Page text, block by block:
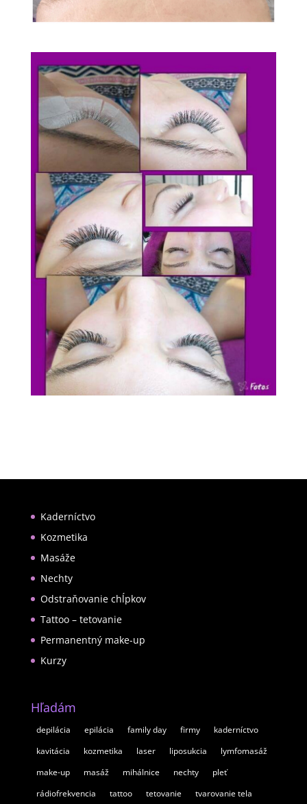
Kaderníctvo
Kozmetika
Masáže
Nechty
Odstraňovanie chĺpkov
Tattoo – tetovanie
Permanentný make-up
Kurzy
Hľadám
depilácia epilácia family day firmy
kaderníctvo
kavitácia
kozmetika laser liposukcia
lymfomasáž
make-up
masáž mihálnice nechty
pleť
rádiofrekvencia
tattoo tetovanie tvarovanie tela